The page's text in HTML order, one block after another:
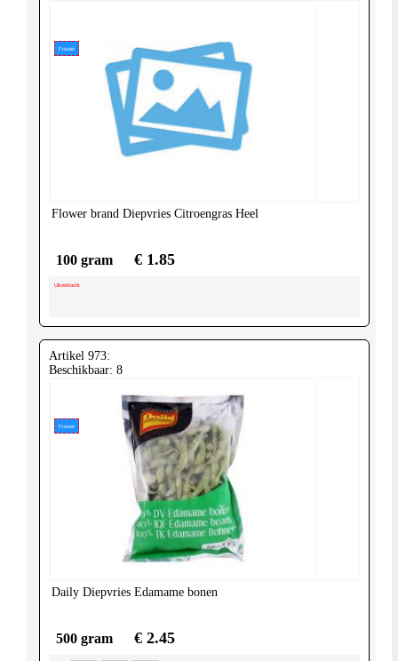
Frozen
Flower brand Diepvries Citroengras Heel
100 gram € 1.85
Uitverkocht
Frozen
Artikel 973:
Beschikbaar: 8
Daily Diepvries Edamame bonen
500 gram € 2.45